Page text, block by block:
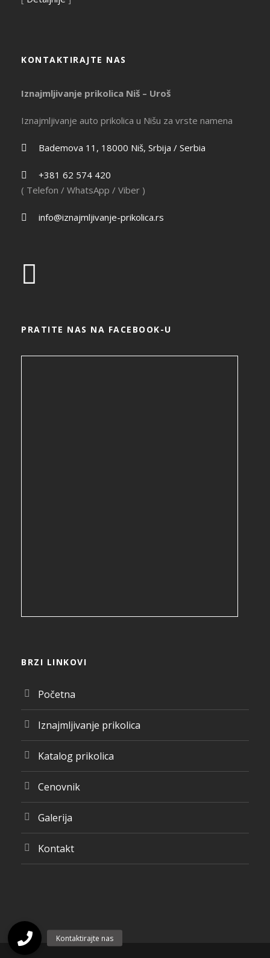
KONTAKTIRAJTE NAS
Iznajmljivanje prikolica Niš – Uroš
Iznajmljivanje auto prikolica u Nišu za vrste namena
Bademova 11, 18000 Niš, Srbija / Serbia
+381 62 574 420
( Telefon / WhatsApp / Viber )
info@iznajmljivanje-prikolica.rs
PRATITE NAS NA FACEBOOK-U
BRZI LINKOVI
Početna
Iznajmljivanje prikolica
Katalog prikolica
Cenovnik
Galerija
Kontakt